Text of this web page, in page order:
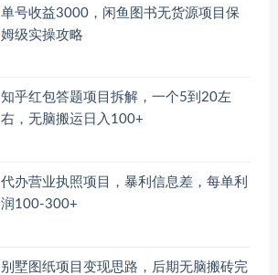
单号收益3000，闲鱼图书无货源项目保
姆级实操攻略
知乎红包答题项目拆解，一个5到20左
右，无脑搬运日入100+
代办营业执照项目，暴利信息差，每单利
润100-300+
别墅图纸项目变现思路，后期无脑搬砖完